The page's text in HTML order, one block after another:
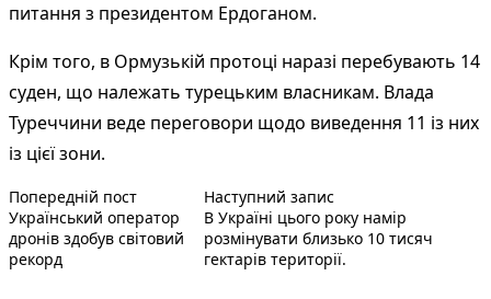
питання з президентом Ердоганом.
Крім того, в Ормузькій протоці наразі перебувають 14
суден, що належать турецьким власникам. Влада
Туреччини веде переговори щодо виведення 11 із них
із цієї зони.
Навігація
записів
Попередній постПопередній запис:
Український оператор
дронів здобув світовий
рекорд
Наступний записНаступний пост :
В Україні цього року намір
розмінувати близько 10 тисяч
гектарів території.